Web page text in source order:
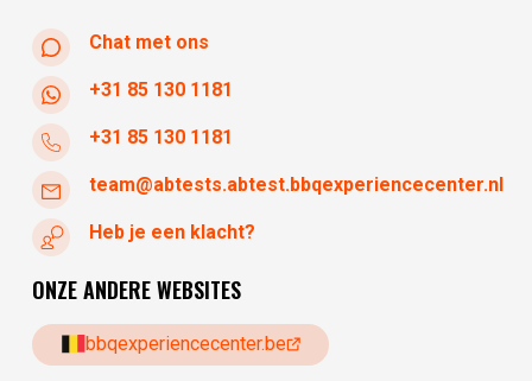
Chat met ons
+31 85 130 1181
+31 85 130 1181
team@abtests.abtest.bbqexperiencecenter.nl
Heb je een klacht?
ONZE ANDERE WEBSITES
bbqexperiencecenter.be